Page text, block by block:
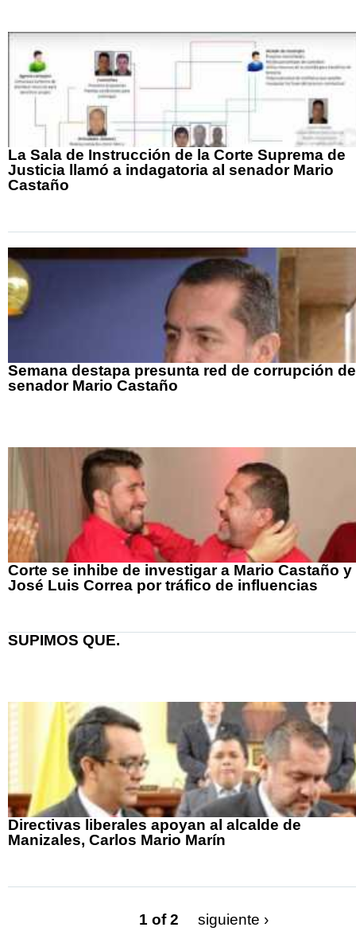
La Sala de Instrucción de la Corte Suprema de
Justicia llamó a indagatoria al senador Mario
Castaño
Semana destapa presunta red de corrupción
senador Mario Castaño
Corte se inhibe de investigar a Mario Castaño y
José Luis Correa por tráfico de influencias
SUPIMOS QUE.
Directivas liberales apoyan al alcalde de
Manizales, Carlos Mario Marín
1 of 2 siguiente ›